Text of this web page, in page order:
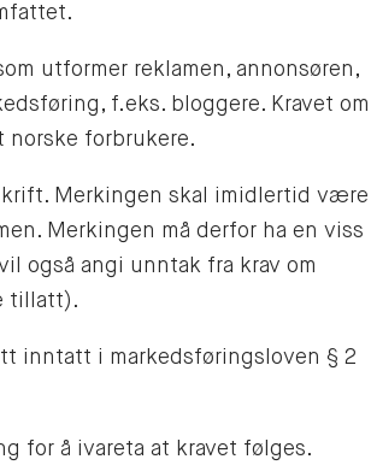
utformer reklamen, annonsøren,
f.eks. bloggere. Kravet om
norske forbrukere.
Merkingen skal imidlertid være
Merkingen må derfor ha en viss
også angi unntak fra krav om
tillatt).
inntatt i markedsføringsloven § 2
for å ivareta at kravet følges.